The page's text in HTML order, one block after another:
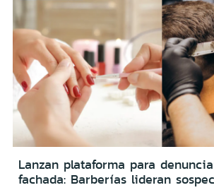
Lanzan plataforma para
fachada: Barberías lideran